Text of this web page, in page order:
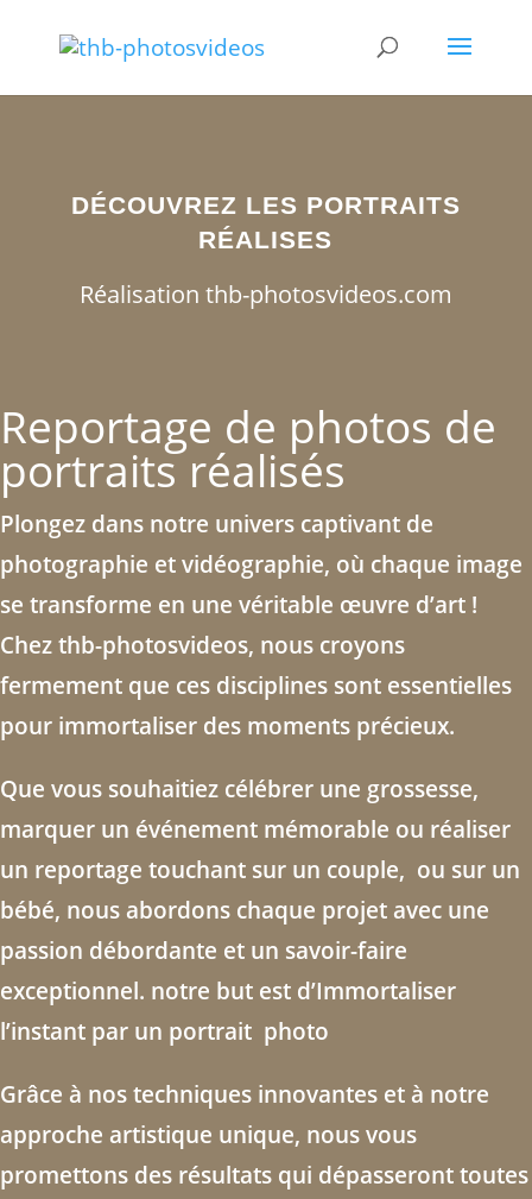
DÉCOUVREZ LES PORTRAITS
RÉALISES
Réalisation thb-photosvideos.com
Reportage de photos de
portraits réalisés
Plongez dans notre univers captivant de
photographie et vidéographie, où chaque image
se transforme en une véritable œuvre d’art !
Chez thb-photosvideos, nous croyons
fermement que ces disciplines sont essentielles
pour immortaliser des moments précieux.
Que vous souhaitiez célébrer une grossesse,
marquer un événement mémorable ou réaliser
un reportage touchant sur un couple, ou sur un
bébé, nous abordons chaque projet avec une
passion débordante et un savoir-faire
exceptionnel. notre but est d’Immortaliser
l’instant par un portrait photo
Grâce à nos techniques innovantes et à notre
approche artistique unique, nous vous
promettons des résultats qui dépasseront toutes